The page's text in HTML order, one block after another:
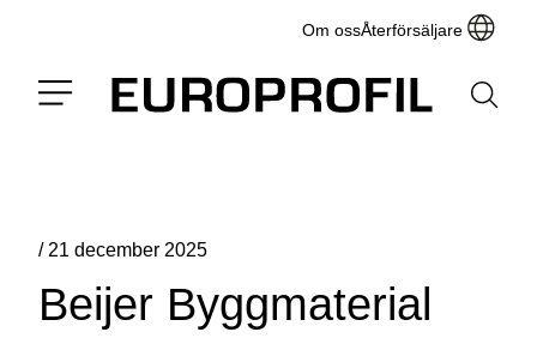
Om ossÅterförsäljare
/ 21 december 2025
Beijer Byggmaterial